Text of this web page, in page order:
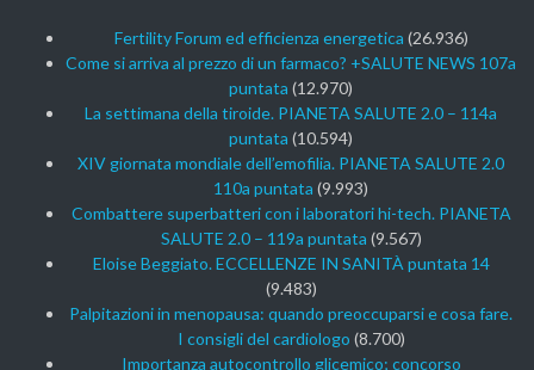
Fertility Forum ed efficienza energetica (26.936)
Come si arriva al prezzo di un farmaco? +SALUTE NEWS 107a
puntata (12.970)
La settimana della tiroide. PIANETA SALUTE 2.0 – 114a
puntata (10.594)
XIV giornata mondiale dell’emofilia. PIANETA SALUTE 2.0
110a puntata (9.993)
Combattere superbatteri con i laboratori hi-tech. PIANETA
SALUTE 2.0 – 119a puntata (9.567)
Eloise Beggiato. ECCELLENZE IN SANITÀ puntata 14
(9.483)
Palpitazioni in menopausa: quando preoccuparsi e cosa fare.
I consigli del cardiologo (8.700)
Importanza autocontrollo glicemico; concorso